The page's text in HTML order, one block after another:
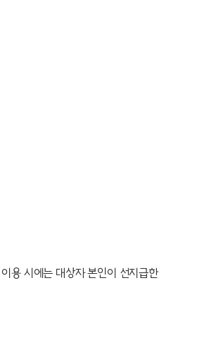
용 시에는 대상자 본인이 선지급한